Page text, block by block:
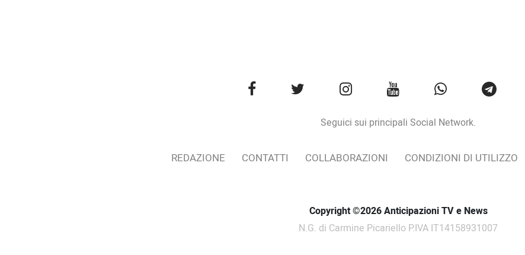
Seguici sui principali Social Network.
REDAZIONE CONTATTI COLLABORAZIONI CONDIZIONI DI UTILIZZO
Copyright ©2026 Anticipazioni TV e News
N.G. di Carmine Picariello P.IVA IT14158931007